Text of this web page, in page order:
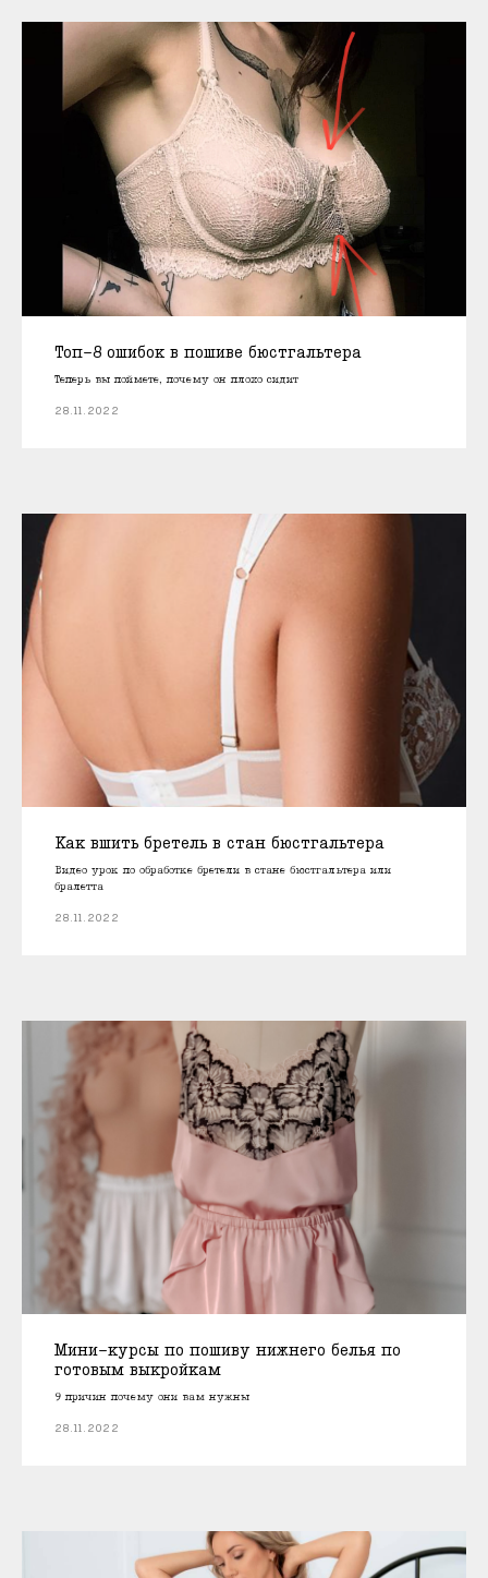
Топ-8 ошибок в пошиве бюстгальтера
Теперь вы поймете, почему он плохо сидит
28.11.2022
Как вшить бретель в стан бюстгальтера
Видео урок по обработке бретели в стане бюстгальтера или
бралетта
28.11.2022
Мини-курсы по пошиву нижнего белья по
готовым выкройкам
9 причин почему они вам нужны
28.11.2022